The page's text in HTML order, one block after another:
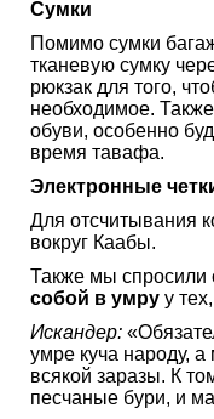
Сумки
Помимо сумки
тканевую сумку
рюкзак для того,
необходимое.
обуви, особенно
время тавафа.
Электронные
Для отсчитывания
вокруг Каабы.
Также мы спросили
собой в умру у
Искандер:
умре куча народу, а
всякой заразы. К
песчаные бури, и